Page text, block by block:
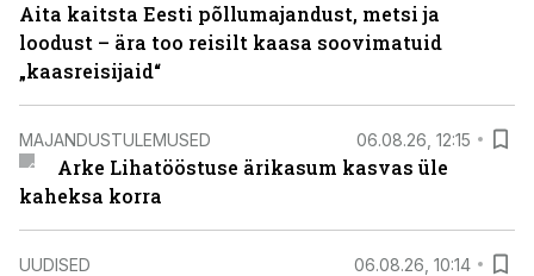
Aita kaitsta Eesti põllumajandust, metsi ja
loodust – ära too reisilt kaasa soovimatuid
„kaasreisijaid“
MAJANDUSTULEMUSED 06.08.26, 12:15
Arke Lihatööstuse ärikasum kasvas üle
kaheksa korra
UUDISED 06.08.26, 10:14